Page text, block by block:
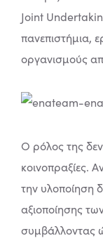
Joint
πανεπιστήμια,
οργανισμούς
Ο ρόλος της
κοινοπραξίες.
την υλοποίηση
αξιοποίησης
συμβάλλοντας